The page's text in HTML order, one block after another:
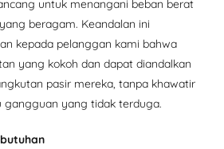
untuk menangani beban berat
beragam. Keandalan ini
kepada pelanggan kami bahwa
yang kokoh dan dapat diandalkan
pasir mereka, tanpa khawatir
yang tidak terduga.